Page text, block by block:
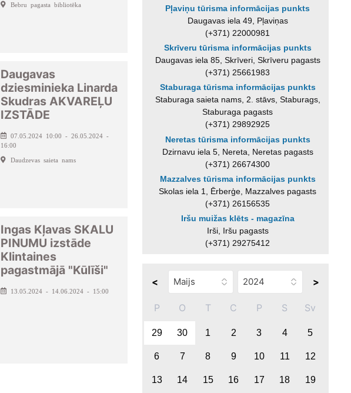
Bebru pagasta bibliotēka
Daugavas
dziesminieka Linarda
Skudras AKVAREĻU
IZSTĀDE
07.05.2024 10:00 - 26.05.2024 -
16:00
Daudzevas saieta nams
Ingas Kļavas SKALU
PINUMU izstāde
Klintaines
pagastmājā "Kūlīši"
13.05.2024 - 14.06.2024 - 15:00
Pļaviņu tūrisma informācijas punkts
Daugavas iela 49, Pļaviņas
(+371) 22000981
Skrīveru tūrisma informācijas punkts
Daugavas iela 85, Skrīveri, Skrīveru pagasts
(+371) 25661983
Staburaga tūrisma informācijas punkts
Staburaga saieta nams, 2. stāvs, Staburags,
Staburaga pagasts
(+371) 29892925
Neretas tūrisma informācijas punkts
Dzirnavu iela 5, Nereta, Neretas pagasts
(+371) 26674300
Mazzalves tūrisma informācijas punkts
Skolas iela 1, Ērberģe, Mazzalves pagasts
(+371) 26156535
Iršu muižas klēts - magazīna
Irši, Iršu pagasts
(+371) 29275412
< >
P O T C P S Sv
29 30 1 2 3 4 5
6 7 8 9 10 11 12
13 14 15 16 17 18 19